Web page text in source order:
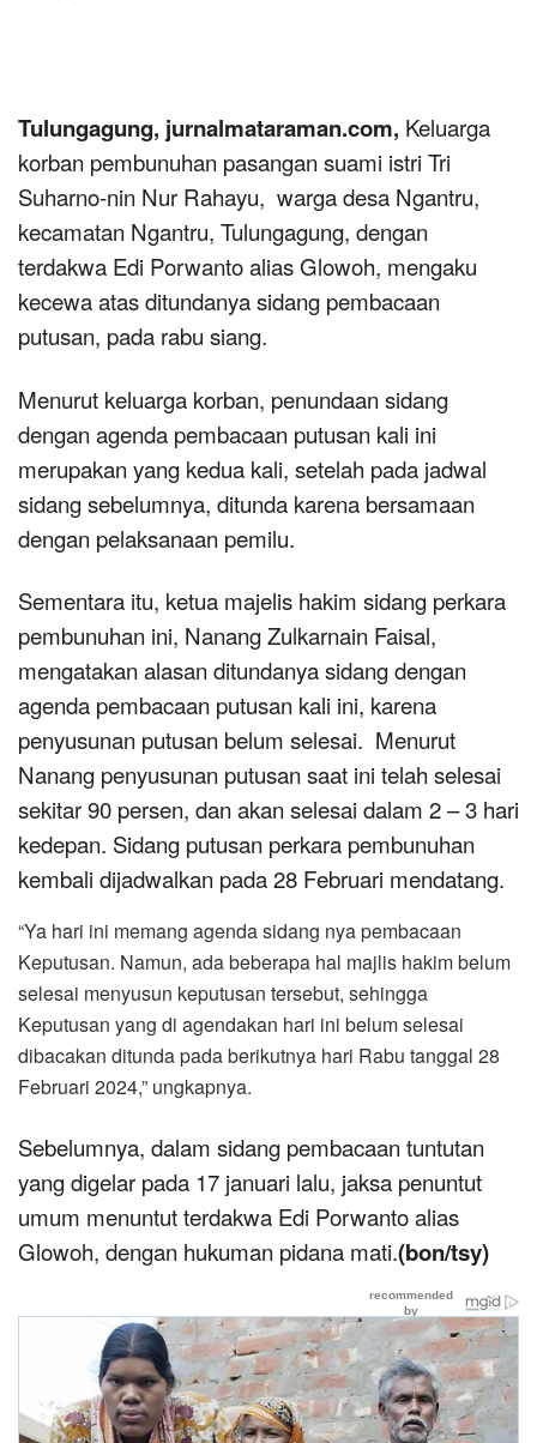
Tulungagung, jurnalmataraman.com, Keluarga
korban pembunuhan pasangan suami istri Tri
Suharno-nin Nur Rahayu, warga desa Ngantru,
kecamatan Ngantru, Tulungagung, dengan
terdakwa Edi Porwanto alias Glowoh, mengaku
kecewa atas ditundanya sidang pembacaan
putusan, pada rabu siang.
Menurut keluarga korban, penundaan sidang
dengan agenda pembacaan putusan kali ini
merupakan yang kedua kali, setelah pada jadwal
sidang sebelumnya, ditunda karena bersamaan
dengan pelaksanaan pemilu.
Sementara itu, ketua majelis hakim sidang perkara
pembunuhan ini, Nanang Zulkarnain Faisal,
mengatakan alasan ditundanya sidang dengan
agenda pembacaan putusan kali ini, karena
penyusunan putusan belum selesai. Menurut
Nanang penyusunan putusan saat ini telah selesai
sekitar 90 persen, dan akan selesai dalam 2 – 3 hari
kedepan. Sidang putusan perkara pembunuhan
kembali dijadwalkan pada 28 Februari mendatang.
“Ya hari ini memang agenda sidang nya pembacaan
Keputusan. Namun, ada beberapa hal majlis hakim belum
selesai menyusun keputusan tersebut, sehingga
Keputusan yang di agendakan hari ini belum selesai
dibacakan ditunda pada berikutnya hari Rabu tanggal 28
Februari 2024,” ungkapnya.
Sebelumnya, dalam sidang pembacaan tuntutan
yang digelar pada 17 januari lalu, jaksa penuntut
umum menuntut terdakwa Edi Porwanto alias
Glowoh, dengan hukuman pidana mati.(bon/tsy)